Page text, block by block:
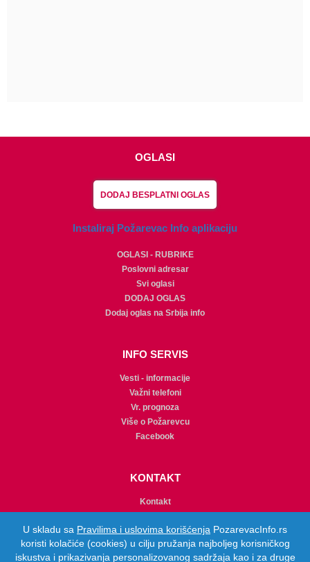
OGLASI
DODAJ BESPLATNI OGLAS
Instaliraj Požarevac Info aplikaciju
OGLASI - RUBRIKE
Poslovni adresar
Svi oglasi
DODAJ OGLAS
Dodaj oglas na Srbija info
INFO SERVIS
Vesti - informacije
Važni telefoni
Vr. prognoza
Više o Požarevcu
Facebook
KONTAKT
Kontakt
Najčešća pitanja
Pravila korišćenja
Politika privatnosti
U skladu sa Pravilima i uslovima korišćenja PozarevacInfo.rs
koristi kolačiće (cookies) u cilju pružanja najboljeg korisničkog
iskustva i prikazivanja personalizovanog sadržaja kao i za druge